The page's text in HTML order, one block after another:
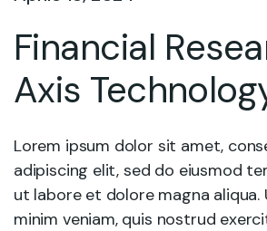
Financial
Axis
Lorem ipsum dolor sit amet,
adipiscing elit, sed do eiusmod
ut labore et dolore magna aliqua.
minim veniam, quis nostrud